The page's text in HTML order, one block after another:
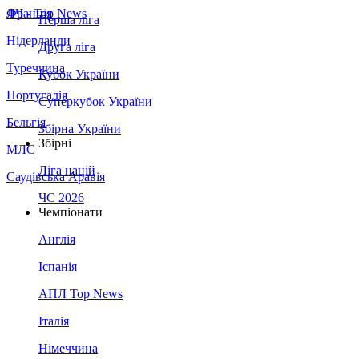
Франція
Нідерланди
Туреччина
Португалія
Бельгія
МЛС
Саудівська Аравія
ЛЧ - Top News
Перша ліга
Друга ліга
Кубок України
Суперкубок України
Збірна України
Збірні
Ліга націй
ЧС 2026
Чемпіонати
Англія
Іспанія
АПЛ Top News
Італія
Німеччина